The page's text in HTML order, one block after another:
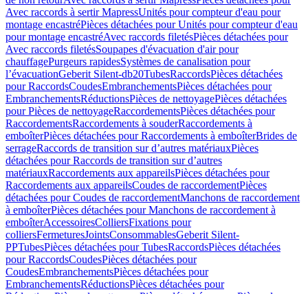
Avec raccords à sertir MapressUnités pour compteur d'eau pour
montage encastréPièces détachées pour Unités pour compteur d'eau
pour montage encastréAvec raccords filetésPièces détachées pour
Avec raccords filetésSoupapes d'évacuation d'air pour
chauffagePurgeurs rapidesSystèmes de canalisation pour
l’évacuationGeberit Silent-db20TubesRaccordsPièces détachées
pour RaccordsCoudesEmbranchementsPièces détachées pour
EmbranchementsRéductionsPièces de nettoyagePièces détachées
pour Pièces de nettoyageRaccordementsPièces détachées pour
RaccordementsRaccordements à souderRaccordements à
emboîterPièces détachées pour Raccordements à emboîterBrides de
serrageRaccords de transition sur d’autres matériauxPièces
détachées pour Raccords de transition sur d’autres
matériauxRaccordements aux appareilsPièces détachées pour
Raccordements aux appareilsCoudes de raccordementPièces
détachées pour Coudes de raccordementManchons de raccordement
à emboîterPièces détachées pour Manchons de raccordement à
emboîterAccessoiresColliersFixations pour
colliersFermeturesJointsConsommablesGeberit Silent-
PPTubesPièces détachées pour TubesRaccordsPièces détachées
pour RaccordsCoudesPièces détachées pour
CoudesEmbranchementsPièces détachées pour
EmbranchementsRéductionsPièces détachées pour